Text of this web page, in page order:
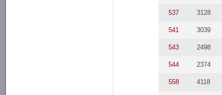
537 3128
541 3039
543 2498
544 2374
558 4118